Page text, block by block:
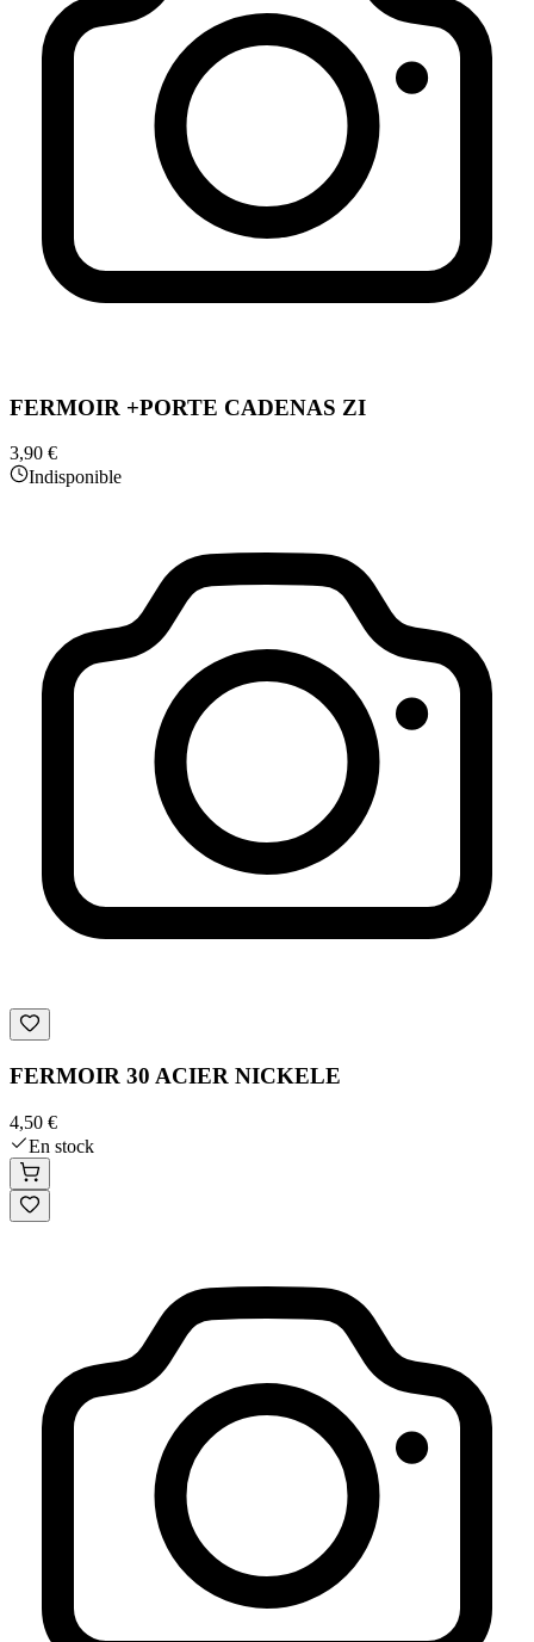
FERMOIR +PORTE CADENAS ZI
3,90 €
Indisponible
FERMOIR 30 ACIER NICKELE
4,50 €
En stock